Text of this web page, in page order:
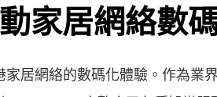
家居網絡數
居網絡的數碼化體驗。作為業